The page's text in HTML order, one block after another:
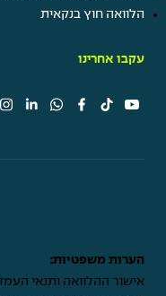
הלוואה חוץ בנקאית
עקבו אחרינו
הערות משפטיות:
אישור ההלוואה ותנאי